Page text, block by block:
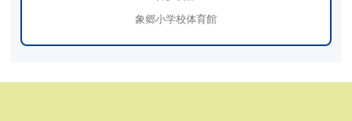
象郷小学校体育館